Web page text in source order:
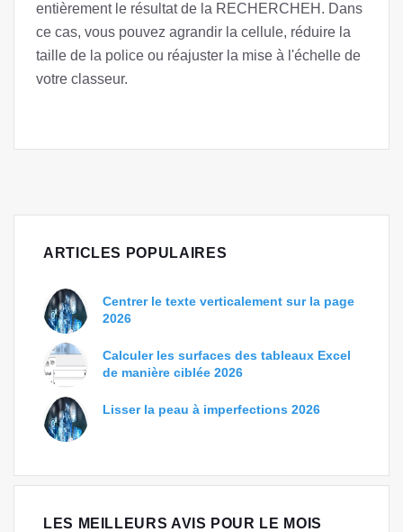
entièrement le résultat de la RECHERCHEH. Dans
ce cas, vous pouvez agrandir la cellule, réduire la
taille de la police ou réajuster la mise à l'échelle de
votre classeur.
ARTICLES POPULAIRES
Centrer le texte verticalement sur la page
2026
Calculer les surfaces des tableaux Excel
de manière ciblée 2026
Lisser la peau à imperfections 2026
LES MEILLEURS AVIS POUR LE MOIS